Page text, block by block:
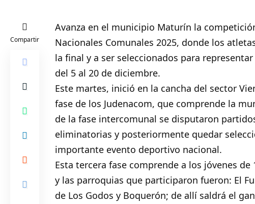
Compartir
Avanza en el municipio Maturín la
Nacionales Comunales 2025, donde los
la final y a ser seleccionados para
del 5 al 20 de diciembre.
Este martes, inició en la cancha del sector
fase de los Judenacom, que comprende la
de la fase intercomunal se disputaron
eliminatorias y posteriormente quedar
importante evento deportivo nacional.
Esta tercera fase comprende a los jóvenes
y las parroquias que participaron fueron: El
de Los Godos y Boquerón; de allí saldrá el